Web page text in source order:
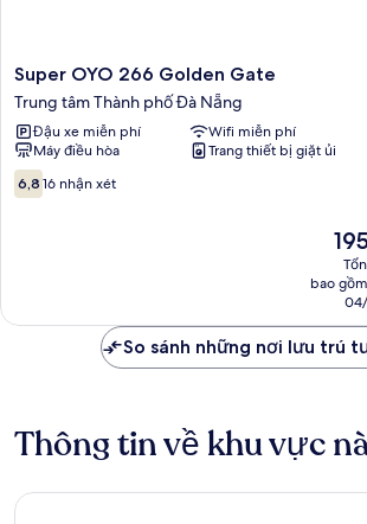
Super
OYO
266
Golden
Gate
Trung
tâm
Super OYO 266 Golden Gate
Trung tâm Thành phố Đà Nẵng
Đậu xe miễn phí
Wifi miễn phí
Máy điều hòa
Trang thiết bị giặt ủi
6.8
trên
6,8 16 nhận xét
Giá
hiện
tại
bao
So sánh những nơi lưu trú
Thông tin về khu vực